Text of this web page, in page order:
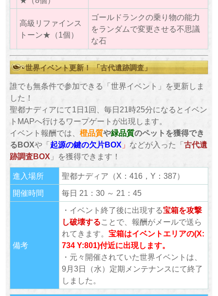
高級リファインス
トーン★（1個）
ゴールドランクの乗り物の能力
をランダムで変更させる不思議
な石
世界イベント更新！ 「古代遺跡調査」
誰でも無条件で参加できる「世界イベント」を更新しま
した！
聖都ナディアにて1日1回、毎日21時25分になるとイベン
トMAPへ行けるワープゲートが出現します。
イベント報酬では、 橙品質や緑品質のペットを獲得でき
るBOXや「起源の鍵の欠片BOX 」 などが入った「古代遺
跡調査BOX 」を獲得できます！
進入場所
聖都ナディア（X：416，Y：387）
開催時間
毎日 21：30 ～ 21：45
備考
・イベント終了後に出現する宝箱を攻撃
し破壊することで、報酬がメールで送ら
れてきます。 宝箱はイベントエリアの(X:
734 Y:801)付近に出現します。
・元々開催されていた世界イベントは、
9月3日（水）定期メンテナンスにて終了
しました。